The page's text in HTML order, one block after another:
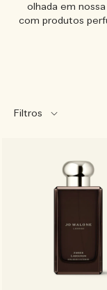
olhada em
com produtos
Filtros